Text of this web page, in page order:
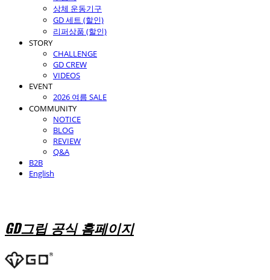
상체 운동기구
GD 세트 (할인)
리퍼상품 (할인)
STORY
CHALLENGE
GD CREW
VIDEOS
EVENT
2026 여름 SALE
COMMUNITY
NOTICE
BLOG
REVIEW
Q&A
B2B
English
GD그립 공식 홈페이지